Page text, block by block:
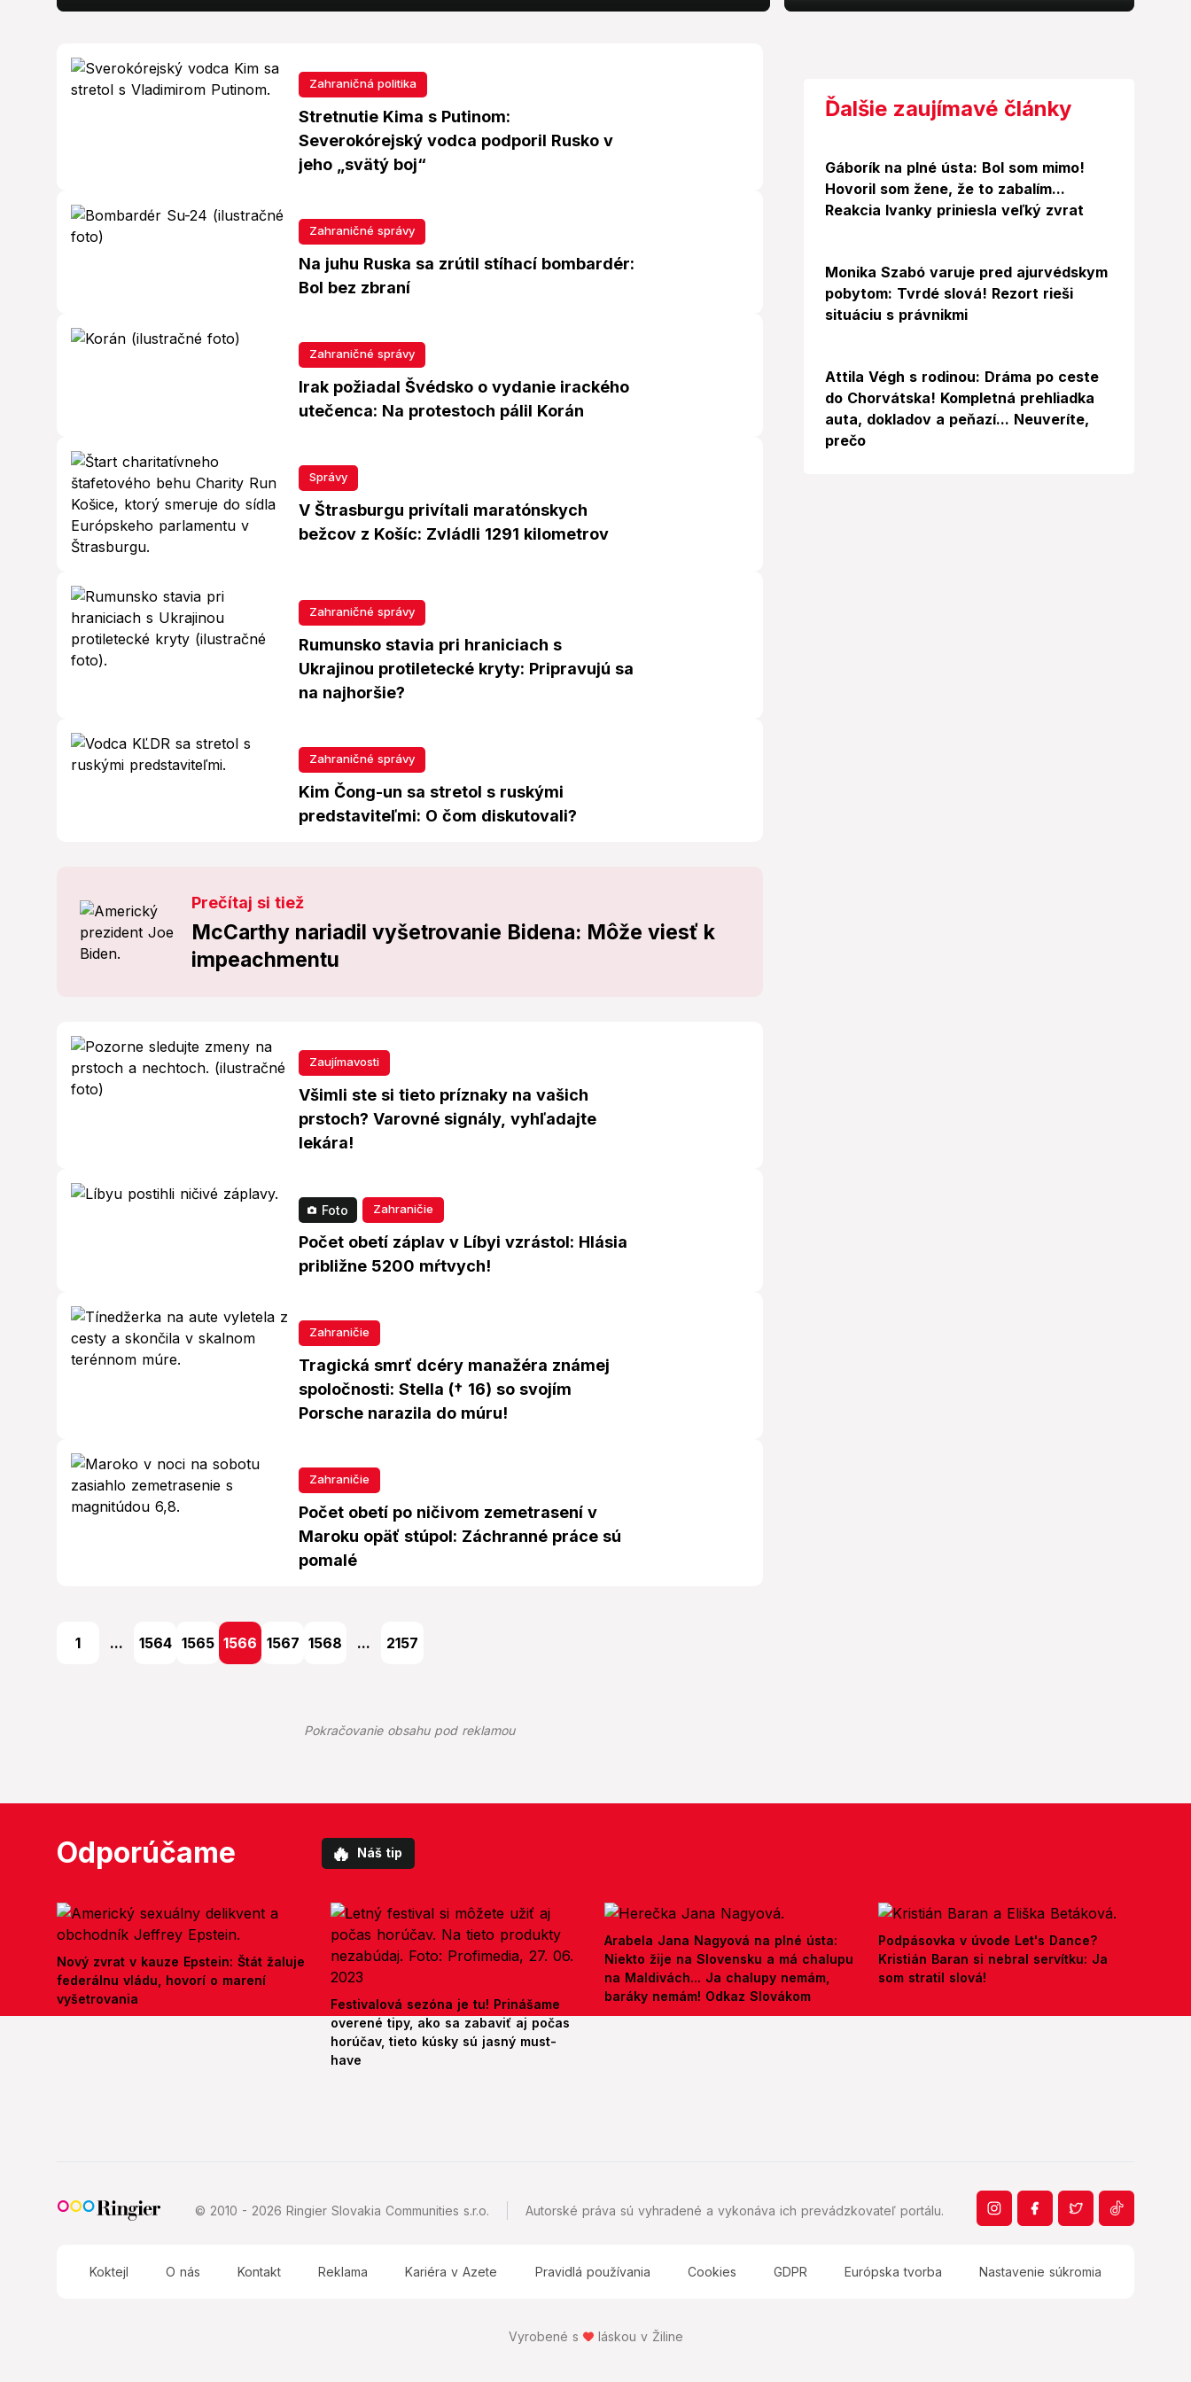
Zahraničná politika
Stretnutie Kima s Putinom:
Severokórejský vodca podporil Rusko v
jeho „svätý boj“
Zahraničné správy
Na juhu Ruska sa zrútil stíhací bombardér:
Bol bez zbraní
Zahraničné správy
Irak požiadal Švédsko o vydanie irackého
utečenca: Na protestoch pálil Korán
Správy
V Štrasburgu privítali maratónskych
bežcov z Košíc: Zvládli 1291 kilometrov
Zahraničné správy
Rumunsko stavia pri hraniciach s
Ukrajinou protiletecké kryty: Pripravujú sa
na najhoršie?
Zahraničné správy
Kim Čong-un sa stretol s ruskými
predstaviteľmi: O čom diskutovali?
Prečítaj si tiež
McCarthy nariadil vyšetrovanie Bidena: Môže viesť k
impeachmentu
Zaujímavosti
Všimli ste si tieto príznaky na vašich
prstoch? Varovné signály, vyhľadajte
lekára!
Foto Zahraničie
Počet obetí záplav v Líbyi vzrástol: Hlásia
približne 5200 mŕtvych!
Zahraničie
Tragická smrť dcéry manažéra známej
spoločnosti: Stella († 16) so svojím
Porsche narazila do múru!
Zahraničie
Počet obetí po ničivom zemetrasení v
Maroku opäť stúpol: Záchranné práce sú
pomalé
1 ... 1564 1565 1566 1567 1568 ... 2157
Pokračovanie obsahu pod reklamou
Ďalšie zaujímavé články
Gáborík na plné ústa: Bol som mimo!
Hovoril som žene, že to zabalím...
Reakcia Ivanky priniesla veľký zvrat
Video
Monika Szabó varuje pred ajurvédskym
pobytom: Tvrdé slová! Rezort rieši
situáciu s právnikmi
Video Foto
Attila Végh s rodinou: Dráma po ceste
do Chorvátska! Kompletná prehliadka
auta, dokladov a peňazí... Neuveríte,
prečo
Odporúčame 🔥 Náš tip
Nový zvrat v kauze Epstein: Štát žaluje
federálnu vládu, hovorí o marení
vyšetrovania
Festivalová sezóna je tu! Prinášame
overené tipy, ako sa zabaviť aj počas
horúčav, tieto kúsky sú jasný must-
have
Arabela Jana Nagyová na plné ústa:
Niekto žije na Slovensku a má chalupu
na Maldivách... Ja chalupy nemám,
baráky nemám! Odkaz Slovákom
Podpásovka v úvode Let's Dance?
Kristián Baran si nebral servítku: Ja
som stratil slová!
© 2010 - 2026 Ringier Slovakia Communities s.r.o. Autorské práva sú vyhradené a vykonáva ich prevádzkovateľ portálu.
Koktejl O nás Kontakt Reklama Kariéra v Azete Pravidlá používania Cookies GDPR Európska tvorba Nastavenie súkromia
Vyrobené s láskou v Žiline